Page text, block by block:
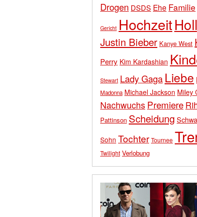
Drogen DSDS Ehe Familie
Gericht Hochzeit
Justin Bieber Kanye West
Perry Kim Kardashian
Stewart Lady Gaga Liebe
Madonna Michael Jackson Miley
Nachwuchs Premiere
Pattinson Scheidung
Sohn Tochter Tournee
Twilight Verlobung